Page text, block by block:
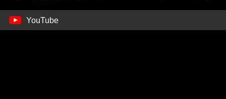
YouTube